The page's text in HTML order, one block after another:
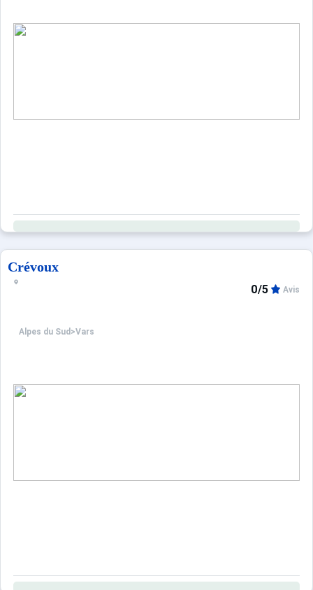
Crévoux
Alpes du Sud >Vars
0/5 Avis